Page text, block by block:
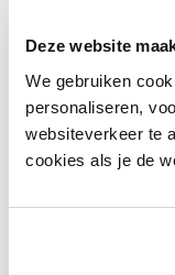
Deze website
We gebruiken
personaliseren,
websiteverkeer te
cookies als je de
Vergelijk